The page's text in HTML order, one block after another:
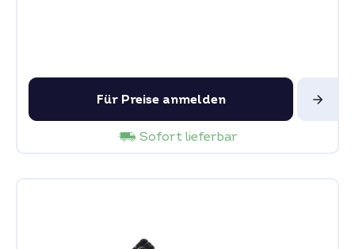
Für Preise anmelden
Sofort lieferbar